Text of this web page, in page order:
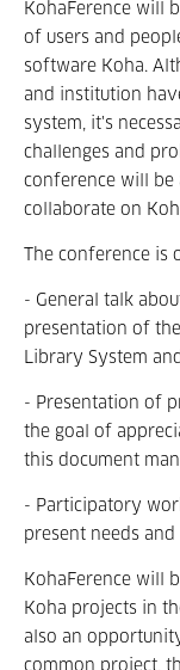
KohaFerence will
of users and
software Koha.
and institution
system, it's
challenges and
conference will be
collaborate on
The conference
- General talk
presentation of
Library System
- Presentation of
the goal of
this document
- Participatory
present needs
KohaFerence will
Koha projects in
also an
common project,